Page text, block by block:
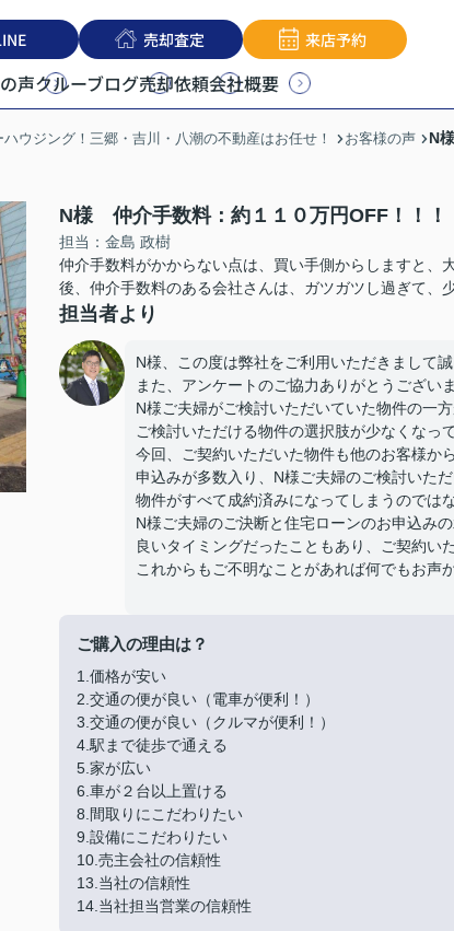
売却査定 来店予約
声クルーブログ売却依頼会社概要
ウジング！三郷・吉川・八潮の不動産はお任せ！ お客様の声 N
N様 仲介手数料：約１１０万円OFF！！！
担当：金島 政樹
仲介手数料がかからない点は、買い手側からしますと、
後、仲介手数料のある会社さんは、ガツガツし過ぎて、
担当者より
N様、この度は弊社をご利用いただきまして
また、アンケートのご協力ありがとうございま
N様ご夫婦がご検討いただいていた物件の一
ご検討いただける物件の選択肢が少なくなっ
今回、ご契約いただいた物件も他のお客様か
申込みが多数入り、N様ご夫婦のご検討いた
物件がすべて成約済みになってしまうのでは
N様ご夫婦のご決断と住宅ローンのお申込み
良いタイミングだったこともあり、ご契約い
これからもご不明なことがあれば何でもお声
ご購入の理由は？
1.価格が安い
2.交通の便が良い（電車が便利！）
3.交通の便が良い（クルマが便利！）
4.駅まで徒歩で通える
5.家が広い
6.車が２台以上置ける
8.間取りにこだわりたい
9.設備にこだわりたい
10.売主会社の信頼性
13.当社の信頼性
14.当社担当営業の信頼性